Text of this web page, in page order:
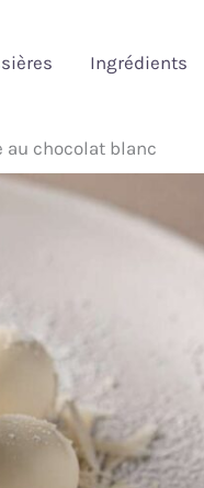
Ingrédients
au chocolat blanc